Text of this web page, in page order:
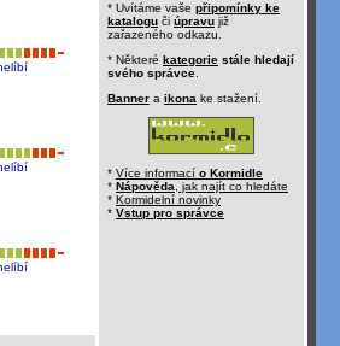
* Uvítáme vaše připomínky ke
katalogu či úpravu již
zařazeného odkazu.
* Některé kategorie stále hledají
svého správce
Banner a ikona ke stažení.
* Více informací o Kormidle
* Nápověda , jak najít co hledáte
* Kormidelní novinky
* Vstup pro správce